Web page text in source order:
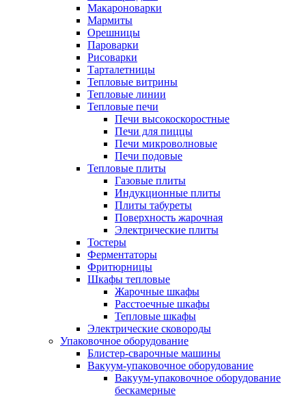
Макароноварки
Мармиты
Орешницы
Пароварки
Рисоварки
Тарталетницы
Тепловые витрины
Тепловые линии
Тепловые печи
Печи высокоскоростные
Печи для пиццы
Печи микроволновые
Печи подовые
Тепловые плиты
Газовые плиты
Индукционные плиты
Плиты табуреты
Поверхность жарочная
Электрические плиты
Тостеры
Ферментаторы
Фритюрницы
Шкафы тепловые
Жарочные шкафы
Расстоечные шкафы
Тепловые шкафы
Электрические сковороды
Упаковочное оборудование
Блистер-сварочные машины
Вакуум-упаковочное оборудование
Вакуум-упаковочное оборудование
беcкамерные